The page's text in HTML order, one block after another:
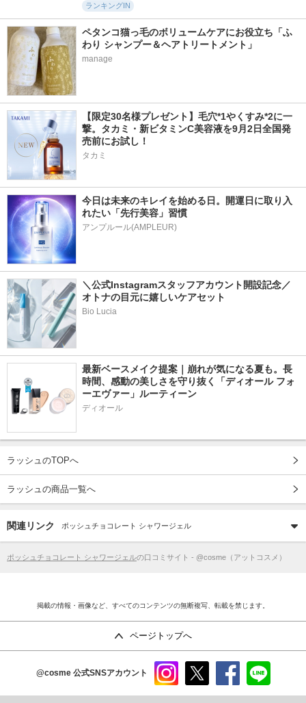
ランキングIN
ペタンコ猫っ毛のボリュームケアにお役立ち「ふ
わり シャンプー＆ヘアトリートメント」
manage
【限定30名様プレゼント】毛穴*1やくすみ*2に一
撃。タカミ・新ビタミンC美容液を9月2日全国発
売前にお試し！
タカミ
今日は未来のキレイを始める日。開運日に取り入
れたい「先行美容」習慣
アンプルール(AMPLEUR)
＼公式Instagramスタッフアカウント開設記念／
オトナの目元に嬉しいケアセット
Bio Lucia
最新ベースメイク提案｜崩れが気になる夏も。長
時間、感動の美しさを守り抜く「ディオール フォ
ーエヴァー」ルーティーン
ディオール
ラッシュのTOPへ
ラッシュの商品一覧へ
関連リンク ポッシュチョコレート シャワージェル
ポッシュチョコレート シャワージェルの口コミサイト - @cosme（アットコスメ）
掲載の情報・画像など、すべてのコンテンツの無断複写、転載を禁じます。
ページトップへ
@cosme 公式SNSアカウント